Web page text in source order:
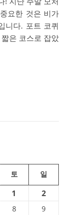
요한 것은 비가
니다. 포트 코퀴
은 코스로 잡았
토 일
1 2
8
9